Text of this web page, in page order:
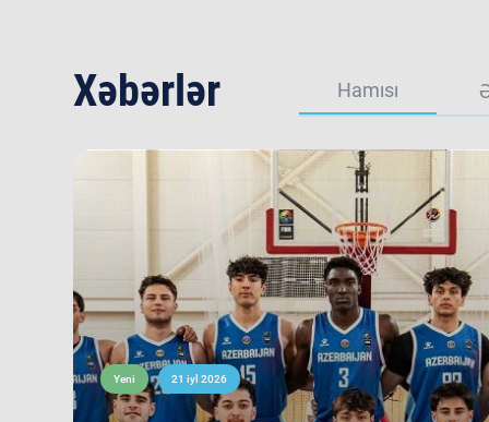
Xəbərlər Hamısı
Yeni 21 iyl 2026